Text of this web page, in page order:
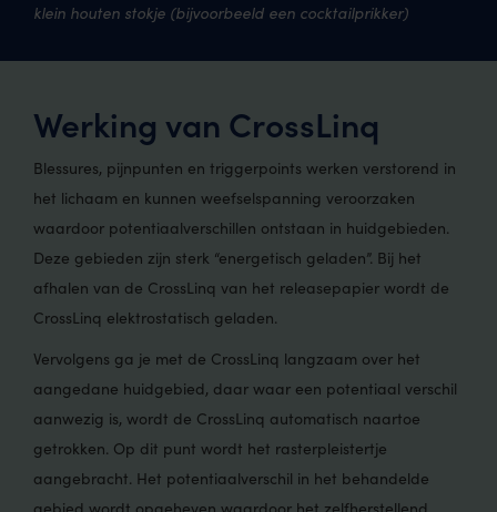
klein houten stokje (bijvoorbeeld een cocktailprikker)
Werking van CrossLinq
Blessures, pijnpunten en triggerpoints werken verstorend in
het lichaam en kunnen weefselspanning veroorzaken
waardoor potentiaalverschillen ontstaan in huidgebieden.
Deze gebieden zijn sterk “energetisch geladen”. Bij het
afhalen van de CrossLinq van het releasepapier wordt de
CrossLinq elektrostatisch geladen.
Vervolgens ga je met de CrossLinq langzaam over het
aangedane huidgebied, daar waar een potentiaal verschil
aanwezig is, wordt de CrossLinq automatisch naartoe
getrokken. Op dit punt wordt het rasterpleistertje
aangebracht. Het potentiaalverschil in het behandelde
gebied wordt opgeheven waardoor het zelfherstellend